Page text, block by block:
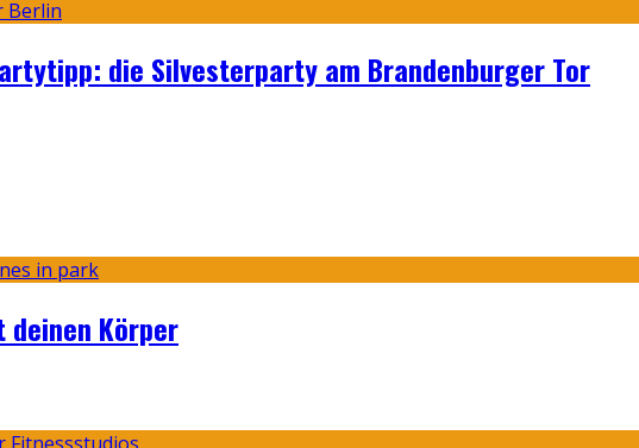
die Silvesterparty am Brandenburger Tor
Körper